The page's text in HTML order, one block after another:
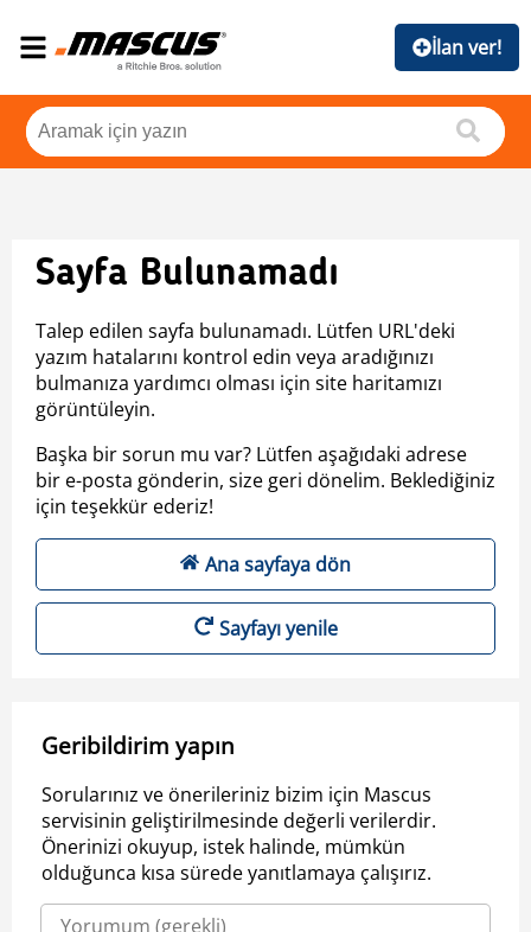
İlan ver!
Sayfa Bulunamadı
Talep edilen sayfa bulunamadı. Lütfen URL'deki
yazım hatalarını kontrol edin veya aradığınızı
bulmanıza yardımcı olması için site haritamızı
görüntüleyin.
Başka bir sorun mu var? Lütfen aşağıdaki adrese
bir e-posta gönderin, size geri dönelim. Beklediğiniz
için teşekkür ederiz!
Ana sayfaya dön
Sayfayı yenile
Geribildirim yapın
Sorularınız ve önerileriniz bizim için Mascus
servisinin geliştirilmesinde değerli verilerdir.
Önerinizi okuyup, istek halinde, mümkün
olduğunca kısa sürede yanıtlamaya çalışırız.